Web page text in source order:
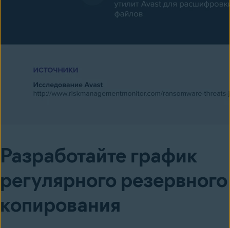
Разработайте график
регулярного резервного
копирования